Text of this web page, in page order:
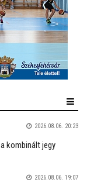
2026.08.06. 20:23
kombinált jegy
2026.08.06. 19:07